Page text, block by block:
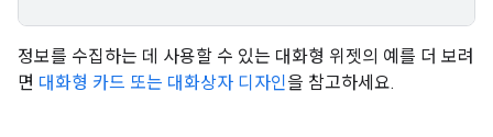
정보를 수집하는 데 사용할 수 있는 대화형 위젯의 예를 더 보려
면 대화형 카드 또는 대화상자 디자인을 참고하세요.